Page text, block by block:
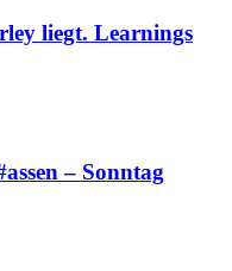
liegt. Learnings
– Sonntag